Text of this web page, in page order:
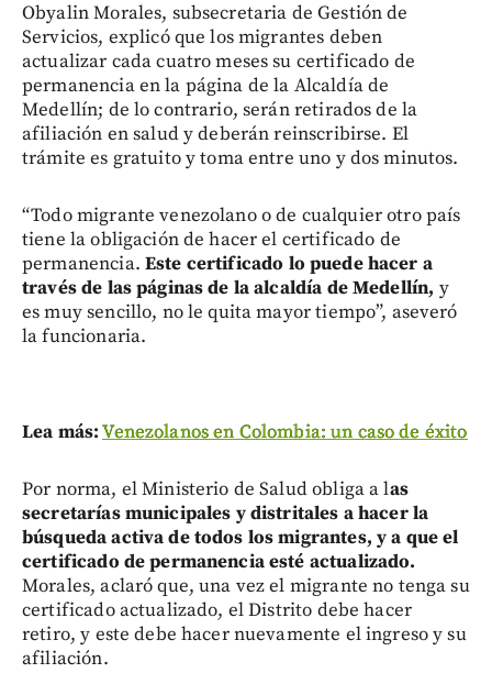
Obyalin Morales, subsecretaria de Gestión de
Servicios, explicó que los migrantes deben
actualizar cada cuatro meses su certificado de
permanencia en la página de la Alcaldía de
Medellín; de lo contrario, serán retirados de la
afiliación en salud y deberán reinscribirse. El
trámite es gratuito y toma entre uno y dos minutos.
“Todo migrante venezolano o de cualquier otro país
tiene la obligación de hacer el certificado de
permanencia. Este certificado lo puede hacer a
través de las páginas de la alcaldía de Medellín, y
es muy sencillo, no le quita mayor tiempo”, aseveró
la funcionaria.
Lea más:Venezolanos en Colombia: un caso de éxito
Por norma, el Ministerio de Salud obliga a las
secretarías municipales y distritales a hacer la
búsqueda activa de todos los migrantes, y a que el
certificado de permanencia esté actualizado.
Morales, aclaró que, una vez el migrante no tenga su
certificado actualizado, el Distrito debe hacer
retiro, y este debe hacer nuevamente el ingreso y su
afiliación.